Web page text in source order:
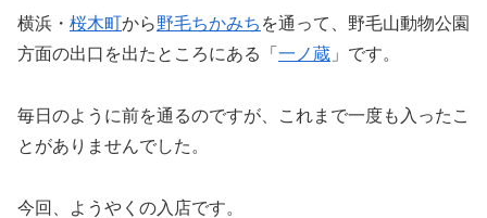
横浜・ 桜木町から野毛ちかみち を通って、野毛山動物公園
方面の出口を出たところにある「 一ノ蔵 」です。
毎日のように前を通るのですが、これまで一度も入ったこ
とがありませんでした。
今回、ようやくの入店です。